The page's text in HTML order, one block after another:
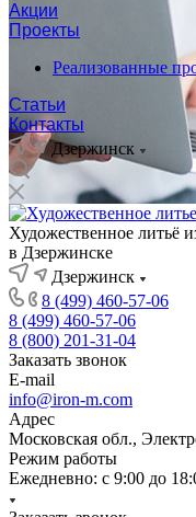
Акции
Проекты
Реализованные
Статьи
Контакты
Дзержинск
Художественное литьё
в Дзержинске
Дзержинск
8 (499) 460-57-06
8 (499) 460-57-06
8 (800) 201-31-04
Заказать звонок
E-mail
info@iron-m.com
Адрес
Московская обл.,
Режим работы
Ежедневно: с 9:00 до